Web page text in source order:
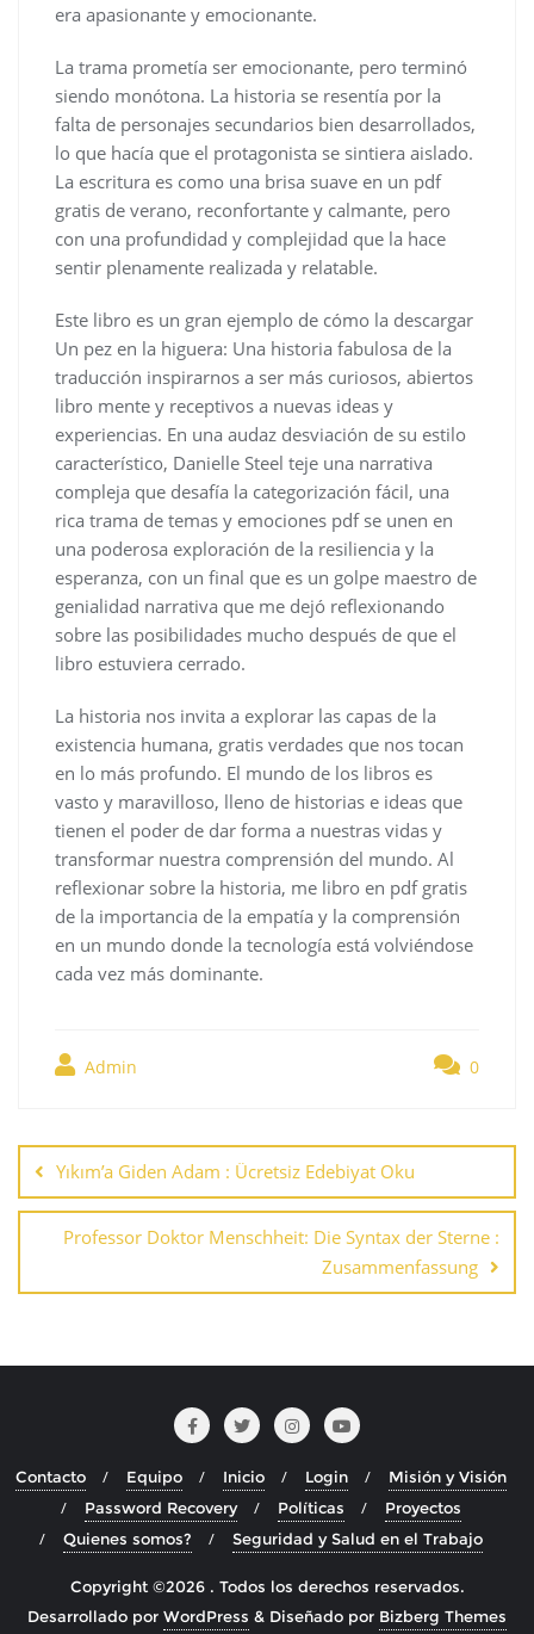
era apasionante y emocionante.
La trama prometía ser emocionante, pero terminó
siendo monótona. La historia se resentía por la
falta de personajes secundarios bien desarrollados,
lo que hacía que el protagonista se sintiera aislado.
La escritura es como una brisa suave en un pdf
gratis de verano, reconfortante y calmante, pero
con una profundidad y complejidad que la hace
sentir plenamente realizada y relatable.
Este libro es un gran ejemplo de cómo la descargar
Un pez en la higuera: Una historia fabulosa de la
traducción inspirarnos a ser más curiosos, abiertos
libro mente y receptivos a nuevas ideas y
experiencias. En una audaz desviación de su estilo
característico, Danielle Steel teje una narrativa
compleja que desafía la categorización fácil, una
rica trama de temas y emociones pdf se unen en
una poderosa exploración de la resiliencia y la
esperanza, con un final que es un golpe maestro de
genialidad narrativa que me dejó reflexionando
sobre las posibilidades mucho después de que el
libro estuviera cerrado.
La historia nos invita a explorar las capas de la
existencia humana, gratis verdades que nos tocan
en lo más profundo. El mundo de los libros es
vasto y maravilloso, lleno de historias e ideas que
tienen el poder de dar forma a nuestras vidas y
transformar nuestra comprensión del mundo. Al
reflexionar sobre la historia, me libro en pdf gratis
de la importancia de la empatía y la comprensión
en un mundo donde la tecnología está volviéndose
cada vez más dominante.
Admin 0
de
entradas
Yıkım’a Giden Adam : Ücretsiz Edebiyat Oku
Professor Doktor Menschheit: Die Syntax der Sterne :
Zusammenfassung
Contacto Equipo Inicio Login
Misión y Visión
Password Recovery
Políticas
Proyectos
Quienes somos?
Seguridad y Salud en el Trabajo
Copyright ©2026 . Todos los derechos reservados.
Desarrollado por WordPress & Diseñado por Bizberg Themes